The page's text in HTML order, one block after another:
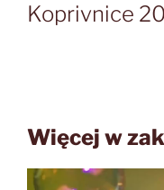
Koprivnice
Więcej w
Odtwarzacz